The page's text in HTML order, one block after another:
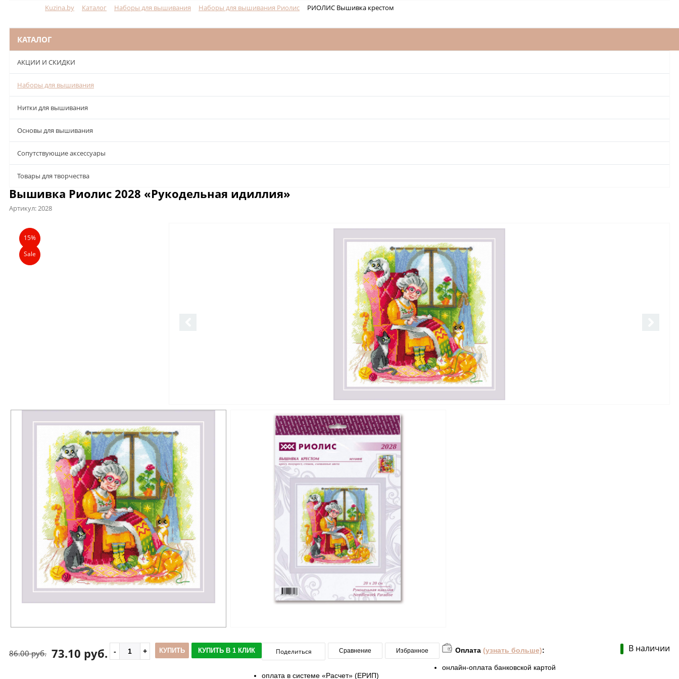
Kuzina.by Каталог Наборы для вышивания Наборы для вышивания Риолис РИОЛИС Вышивка крестом
КАТАЛОГ
АКЦИИ И СКИДКИ
Наборы для вышивания
Нитки для вышивания
Основы для вышивания
Сопутствующие аксессуары
Товары для творчества
Вышивка Риолис 2028 «Рукодельная идиллия»
Артикул:2028
Описание
15%
Sale
В наличии
73.10 руб.
86.00 руб. КУПИТЬ КУПИТЬ В 1 КЛИК Поделиться Сравнение Избранное Оплата (узнать больше):
онлайн-оплата банковской картой
оплата в системе «Расчет» (ЕРИП)